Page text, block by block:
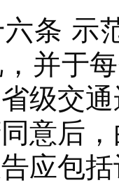
示范
并于
级交
意后
应包